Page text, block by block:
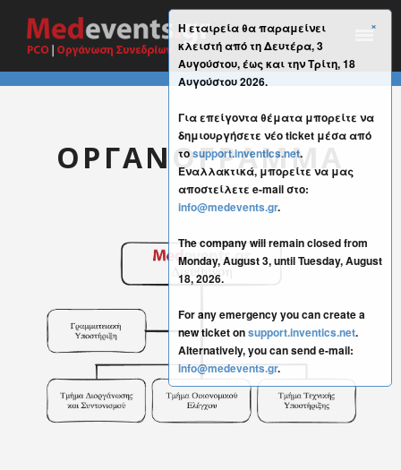
ΟΡΓΑΝΟΓΡΑΜΜΑ
×
Η εταιρεία θα παραμείνει
κλειστή από τη Δευτέρα, 3
Αυγούστου, έως και την Τρίτη, 18
Αυγούστου 2026.
Για επείγοντα θέματα μπορείτε να
δημιουργήσετε νέο ticket μέσα από
τοsupport.inventics.net.
Εναλλακτικά, μπορείτε να μας
αποστείλετε e-mail στο:
info@medevents.gr.
The company will remain closed from
Monday, August 3, until Tuesday, August
18, 2026.
For any emergency you can create a
new ticket onsupport.inventics.net.
Alternatively, you can send e-mail:
info@medevents.gr.